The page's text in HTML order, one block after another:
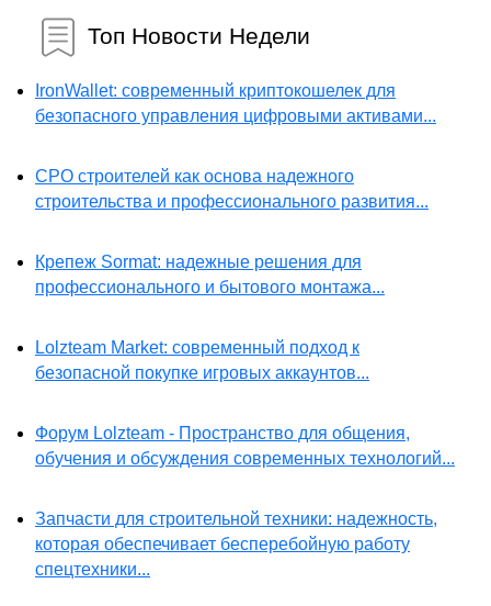
Топ Новости Недели
IronWallet: современный криптокошелек для
безопасного управления цифровыми активами...
СРО строителей как основа надежного
строительства и профессионального развития...
Крепеж Sormat: надежные решения для
профессионального и бытового монтажа...
Lolzteam Market: современный подход к
безопасной покупке игровых аккаунтов...
Форум Lolzteam - Пространство для общения,
обучения и обсуждения современных технологий...
Запчасти для строительной техники: надежность,
которая обеспечивает бесперебойную работу
спецтехники...